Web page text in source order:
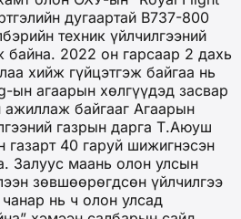
дугаартай В737-800
техник үйлчилгээний
байна. 2022 он гарсаар 2 дахь
хийж гүйцэтгэж байгаа нь
агаарын хөлгүүдэд засвар
ажиллаж байгааг Агаарын
газрын дарга Т.Аюуш
газарт 40 гаруй шижигнэсэн
Залуус маань олон улсын
зөвшөөрөгдсөн үйлчилгээ
нь ч олон улсад